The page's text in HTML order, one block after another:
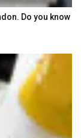
Do you know